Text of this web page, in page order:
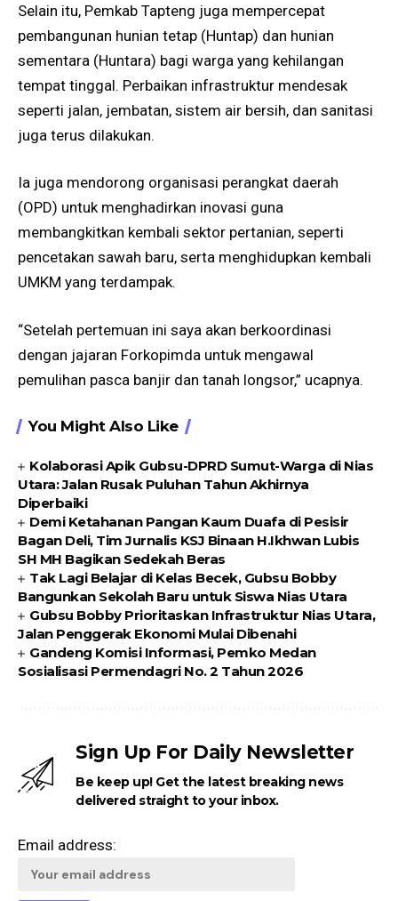
Selain itu, Pemkab Tapteng juga mempercepat
pembangunan hunian tetap (Huntap) dan hunian
sementara (Huntara) bagi warga yang kehilangan
tempat tinggal. Perbaikan infrastruktur mendesak
seperti jalan, jembatan, sistem air bersih, dan sanitasi
juga terus dilakukan.
Ia juga mendorong organisasi perangkat daerah
(OPD) untuk menghadirkan inovasi guna
membangkitkan kembali sektor pertanian, seperti
pencetakan sawah baru, serta menghidupkan kembali
UMKM yang terdampak.
“Setelah pertemuan ini saya akan berkoordinasi
dengan jajaran Forkopimda untuk mengawal
pemulihan pasca banjir dan tanah longsor,” ucapnya.
You Might Also Like
Kolaborasi Apik Gubsu-DPRD Sumut-Warga di Nias
Utara: Jalan Rusak Puluhan Tahun Akhirnya
Diperbaiki
Demi Ketahanan Pangan Kaum Duafa di Pesisir
Bagan Deli, Tim Jurnalis KSJ Binaan H.Ikhwan Lubis
SH MH Bagikan Sedekah Beras
Tak Lagi Belajar di Kelas Becek, Gubsu Bobby
Bangunkan Sekolah Baru untuk Siswa Nias Utara
Gubsu Bobby Prioritaskan Infrastruktur Nias Utara,
Jalan Penggerak Ekonomi Mulai Dibenahi
Gandeng Komisi Informasi, Pemko Medan
Sosialisasi Permendagri No. 2 Tahun 2026
Sign Up For Daily Newsletter
Be keep up! Get the latest breaking news
delivered straight to your inbox.
Email address: